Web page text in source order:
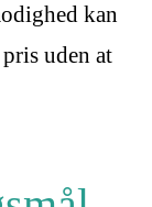
kan
uden at